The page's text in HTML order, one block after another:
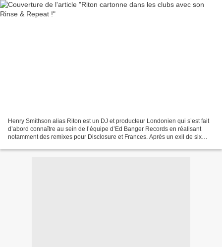
Henry Smithson alias Riton est un DJ et producteur Londonien qui s’est fait
d’abord connaître au sein de l’équipe d’Ed Banger Records en réalisant
notamment des remixes pour Disclosure et Frances. Après un exil de six